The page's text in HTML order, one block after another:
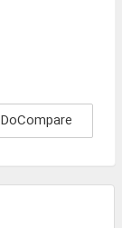
DoCompare